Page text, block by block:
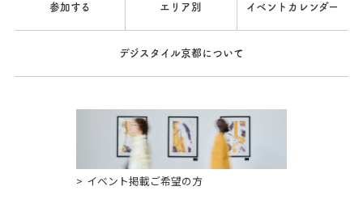
参加する エリア別 イベントカレンダー
デジスタイル京都について
イベント掲載ご希望の方